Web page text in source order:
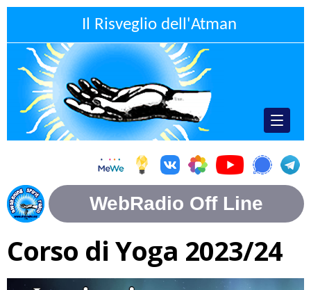
Il Risveglio dell'Atman
Corso di Yoga 2023/24